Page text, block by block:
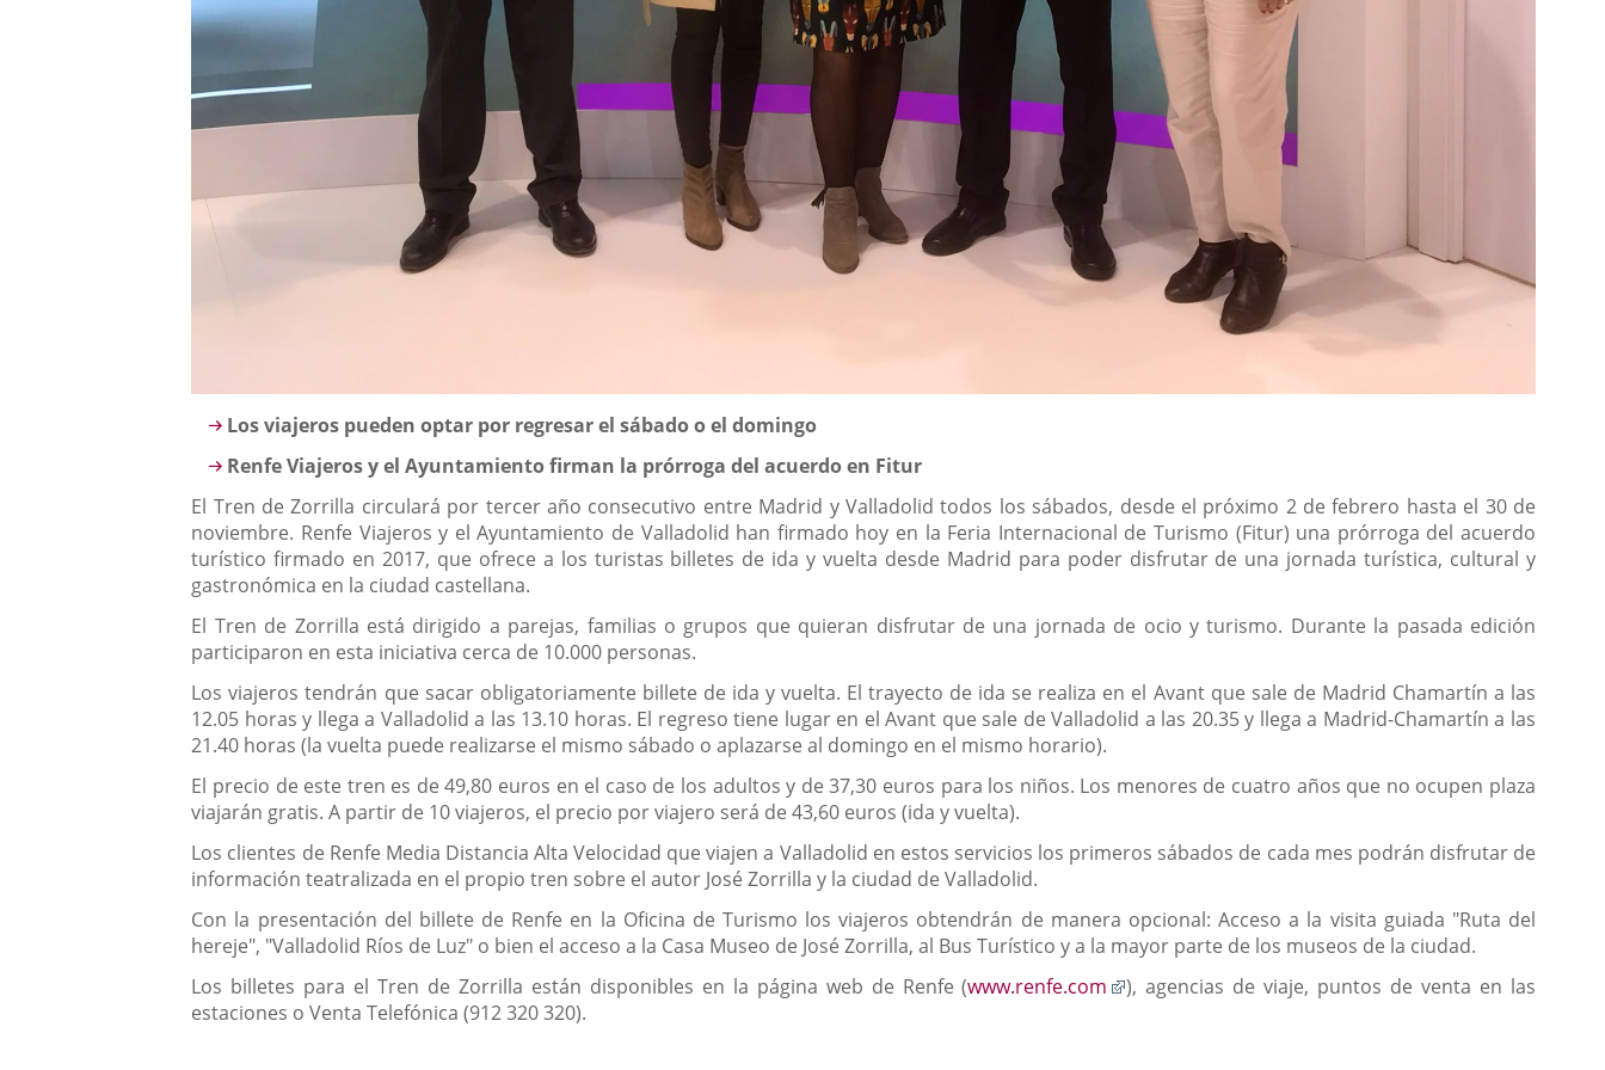
Descripción
Los viajeros pueden optar por regresar el sábado o el domingo
Renfe Viajeros y el Ayuntamiento firman la prórroga del acuerdo en Fitur
El Tren de Zorrilla circulará por tercer año consecutivo entre Madrid y Valladolid todos los sábados, desde el próximo 2 de febrero hasta el 30 de
noviembre. Renfe Viajeros y el Ayuntamiento de Valladolid han firmado hoy en la Feria Internacional de Turismo (Fitur) una prórroga del acuerdo
turístico firmado en 2017, que ofrece a los turistas billetes de ida y vuelta desde Madrid para poder disfrutar de una jornada turística, cultural y
gastronómica en la ciudad castellana.
El Tren de Zorrilla está dirigido a parejas, familias o grupos que quieran disfrutar de una jornada de ocio y turismo. Durante la pasada edición
participaron en esta iniciativa cerca de 10.000 personas.
Los viajeros tendrán que sacar obligatoriamente billete de ida y vuelta. El trayecto de ida se realiza en el Avant que sale de Madrid Chamartín a las
12.05 horas y llega a Valladolid a las 13.10 horas. El regreso tiene lugar en el Avant que sale de Valladolid a las 20.35 y llega a Madrid-Chamartín a las
21.40 horas (la vuelta puede realizarse el mismo sábado o aplazarse al domingo en el mismo horario).
El precio de este tren es de 49,80 euros en el caso de los adultos y de 37,30 euros para los niños. Los menores de cuatro años que no ocupen plaza
viajarán gratis. A partir de 10 viajeros, el precio por viajero será de 43,60 euros (ida y vuelta).
Los clientes de Renfe Media Distancia Alta Velocidad que viajen a Valladolid en estos servicios los primeros sábados de cada mes podrán disfrutar de
información teatralizada en el propio tren sobre el autor José Zorrilla y la ciudad de Valladolid.
Con la presentación del billete de Renfe en la Oficina de Turismo los viajeros obtendrán de manera opcional: Acceso a la visita guiada "Ruta del
hereje", "Valladolid Ríos de Luz" o bien el acceso a la Casa Museo de José Zorrilla, al Bus Turístico y a la mayor parte de los museos de la ciudad.
Los billetes para el Tren de Zorrilla están disponibles en la página web de Renfe (www.renfe.com
Enlace
), agencias de viaje, puntos de venta en las
estaciones o Venta Telefónica (912 320 320).